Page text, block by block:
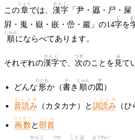
この章
しょう
では、 漢字
かんじ
「尹・屭・尸・
屛・嵬・嶽・嵌・嵒・巖」の14字
じ
を
ま
順
じゅん
にならべてあります。
それぞれの漢字
かんじ
で、 次
つぎ
のことを 見
み
て
どんな形
かたち
か（書
か
き 順
じゅん
の図
ず
）
音読み
おんよみ
（カタカナ）と訓読み
くんよみ
（ひ
画数
かくすう
と部首
ぶしゅ
かんじ つか ことば ようれい